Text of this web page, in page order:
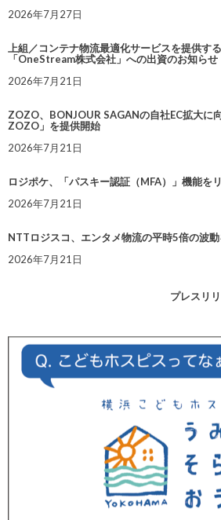
2026年7月27日
上組／コンテナ物流最適化サービスを提供す
「OneStream株式会社」への出資のお知らせ
2026年7月21日
ZOZO、BONJOUR SAGANの自社EC拡大
ZOZO」を提供開始
2026年7月21日
ロジポケ、「パスキー認証（MFA）」機能を
2026年7月21日
NTTロジスコ、エンタメ物流の平時5倍の波
2026年7月21日
プレスリ